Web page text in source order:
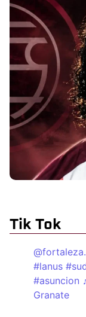
Tik Tok
#lanus
#asuncion
Granate